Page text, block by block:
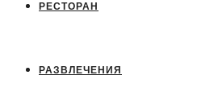
РЕСТОРАН
РАЗВЛЕЧЕНИЯ